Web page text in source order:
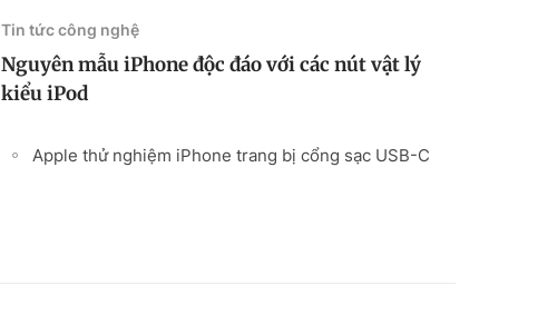
Tin tức công nghệ
Nguyên mẫu iPhone độc ​​đáo với các nút vật lý
kiểu iPod
Apple thử nghiệm iPhone trang bị cổng sạc USB-C